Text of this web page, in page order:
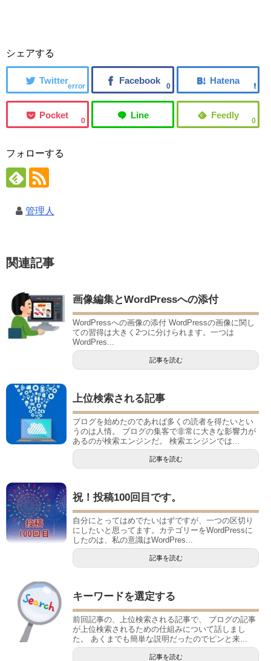
シェアする
error 0
0 0
フォローする
管理人
関連記事
画像編集とWordPressへの添付
WordPressへの画像の添付 WordPressの画像に関し
ての習得は大きく2つに分けられます。一つは
WordPres...
記事を読む
上位検索される記事
ブログを始めたのであれば多くの読者を得たいとい
うのは人情。 ブログの集客で非常に大きな影響力が
あるのが検索エンジンだ。 検索エンジンでは...
記事を読む
祝！投稿100回目です。
自分にとってはめでたいはずですが、一つの区切り
にしたいと思ってます。カテゴリーをWordPressに
したのは、私の意識はWordPres...
記事を読む
キーワードを選定する
前回記事の、上位検索される記事で、 ブログの記事
が上位検索されるための仕組みについて話しまし
た。 あくまでも簡単な説明だったのでピンと来...
記事を読む